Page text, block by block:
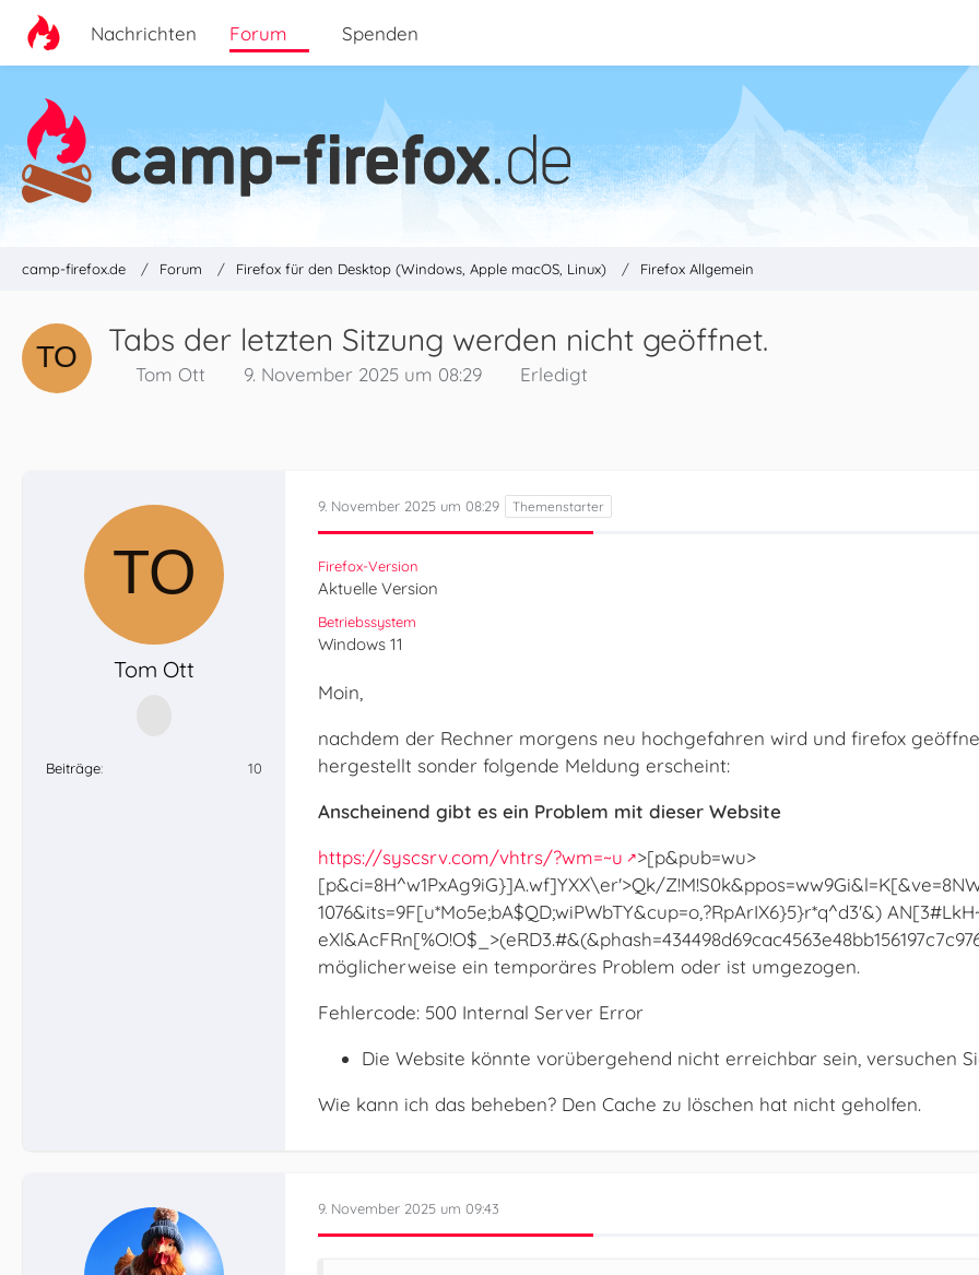
Nachrichten Forum Spenden
camp-firefox.de Forum Firefox für den Desktop (Windows, Apple macOS, Linux) Firefox Allgemein
Tabs der letzten Sitzung werden nicht geöffnet.
Tom Ott 9. November 2025 um 08:29 Erledigt
Tom Ott
Beiträge 10
9. November 2025 um 08:29
Firefox-Version
Aktuelle Version
Betriebssystem
Windows 11
Moin,
nachdem der Rechner morgens neu hochgefahren wird und firefox
hergestellt sonder folgende Meldung erscheint:
Anscheinend gibt es ein Problem mit dieser Website
https://syscsrv.com/vhtrs/?wm=~u
>[p&pub=wu>
[p&ci=8H^w1PxAg9iG}]A.wf]YXX\er'>Qk/
1076&its=9F[u*Mo5e;bA$QD;wiPWbTY&cup=o,?RpArIX6}5}r*q^d3'&)
möglicherweise ein temporäres Problem oder ist umgezogen.
Fehlercode: 500 Internal Server Error
Die Website könnte vorübergehend nicht erreichbar sein, versuchen
Wie kann ich das beheben? Den Cache zu löschen hat nicht geholfen.
9. November 2025 um 09:43